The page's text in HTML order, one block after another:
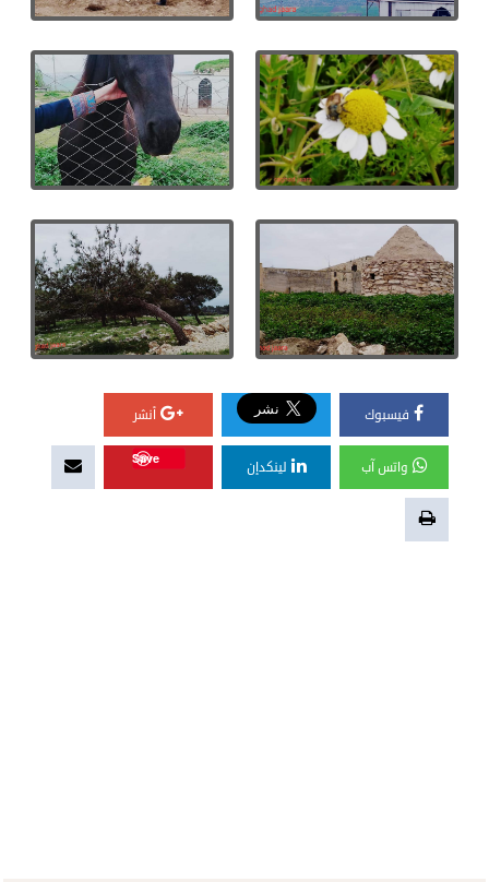
فيسبوك أنشر
واتس آب لينكدإن
Save